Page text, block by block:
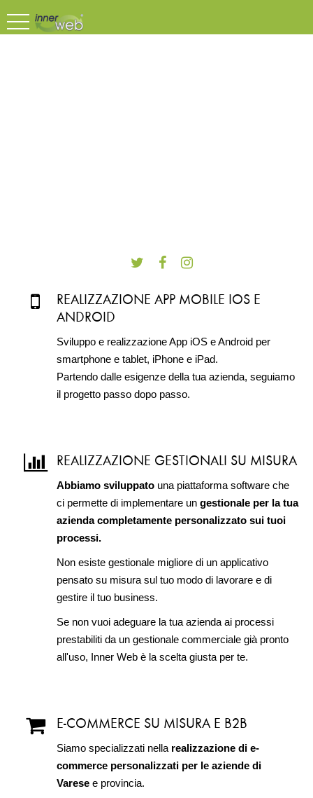
REALIZZAZIONE APP MOBILE IOS E
ANDROID
Sviluppo e realizzazione App iOS e Android per
smartphone e tablet, iPhone e iPad.
Partendo dalle esigenze della tua azienda, seguiamo
il progetto passo dopo passo.
REALIZZAZIONE GESTIONALI SU MISURA
Abbiamo sviluppato una piattaforma software che
ci permette di implementare ungestionale per la tua
azienda completamente personalizzato sui tuoi
processi.
Non esiste gestionale migliore di un applicativo
pensato su misura sul tuo modo di lavorare e di
gestire il tuo business.
Se non vuoi adeguare la tua azienda ai processi
prestabiliti da un gestionale commerciale già pronto
all'uso, Inner Web è la scelta giusta per te.
E-COMMERCE SU MISURA E B2B
Siamo specializzati nella realizzazione di e-
commerce personalizzati per le aziende di
Varese e provincia.